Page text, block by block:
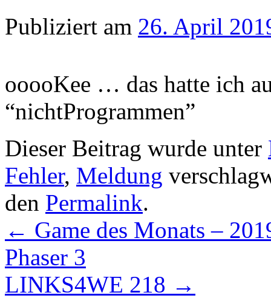
Publiziert am 26. April
ooooKee … das hatte ich
“nichtProgrammen”
Dieser Beitrag wurde unter
Fehler, Meldung
den Permalink.
← Game des Monats –
Phaser 3
LINKS4WE 218 →